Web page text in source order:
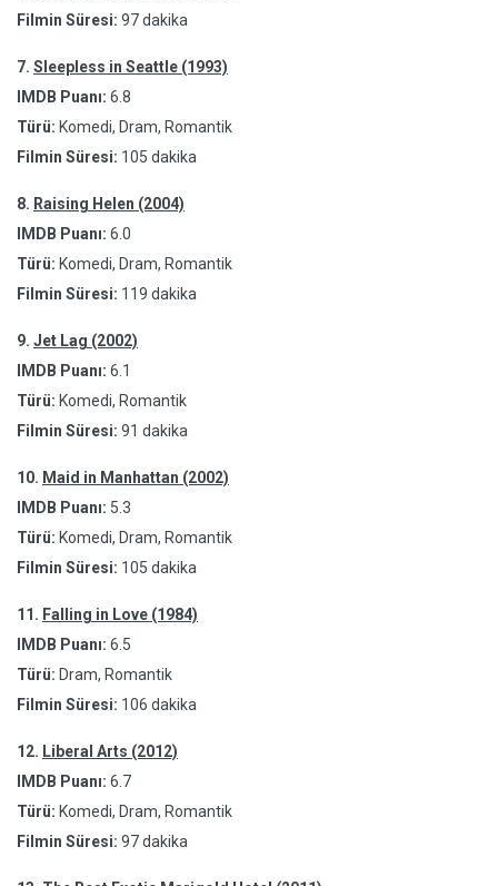
Filmin Süresi: 97 dakika
7. Sleepless in Seattle (1993)
IMDB Puanı: 6.8
Türü: Komedi, Dram, Romantik
Filmin Süresi: 105 dakika
8. Raising Helen (2004)
IMDB Puanı: 6.0
Türü: Komedi, Dram, Romantik
Filmin Süresi: 119 dakika
9. Jet Lag (2002)
IMDB Puanı: 6.1
Türü: Komedi, Romantik
Filmin Süresi: 91 dakika
10. Maid in Manhattan (2002)
IMDB Puanı: 5.3
Türü: Komedi, Dram, Romantik
Filmin Süresi: 105 dakika
11. Falling in Love (1984)
IMDB Puanı: 6.5
Türü: Dram, Romantik
Filmin Süresi: 106 dakika
12. Liberal Arts (2012)
IMDB Puanı: 6.7
Türü: Komedi, Dram, Romantik
Filmin Süresi: 97 dakika